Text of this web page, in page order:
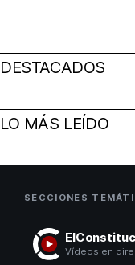
DESTACADOS
LO MÁS LEÍDO
SECCIONES
Vídeos en